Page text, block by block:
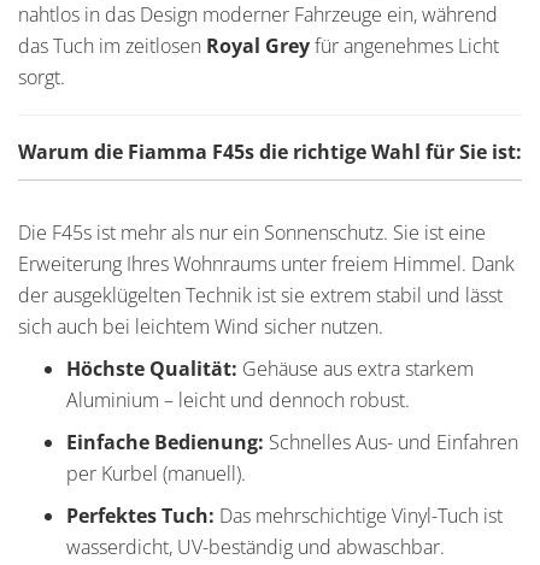
nahtlos in das Design moderner Fahrzeuge ein, während
das Tuch im zeitlosen Royal Greyfür angenehmes Licht
sorgt.
Warum die Fiamma F45s die richtige Wahl für Sie ist:
Die F45s ist mehr als nur ein Sonnenschutz. Sie ist eine
Erweiterung Ihres Wohnraums unter freiem Himmel. Dank
der ausgeklügelten Technik ist sie extrem stabil und lässt
sich auch bei leichtem Wind sicher nutzen.
Höchste Qualität: Gehäuse aus extra starkem
Aluminium – leicht und dennoch robust.
Einfache Bedienung: Schnelles Aus- und Einfahren
per Kurbel (manuell).
Perfektes Tuch: Das mehrschichtige Vinyl-Tuch ist
wasserdicht, UV-beständig und abwaschbar.